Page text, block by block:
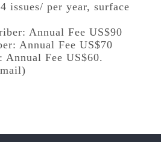
issues/ per year, surface
Annual Fee US$90
Annual Fee US$70
Annual Fee US$60.